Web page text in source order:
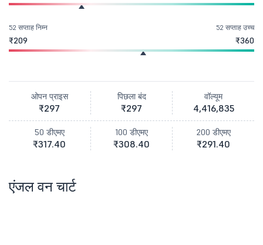
52 सप्ताह निम्न
₹209
52 सप्ताह उच्च
₹360
ओपन प्राइस
₹297
पिछला बंद
₹297
वॉल्यूम
4,416,835
50 डीएमए
₹317.40
100 डीएमए
₹308.40
200 डीएमए
₹291.40
एंजल वन चार्ट